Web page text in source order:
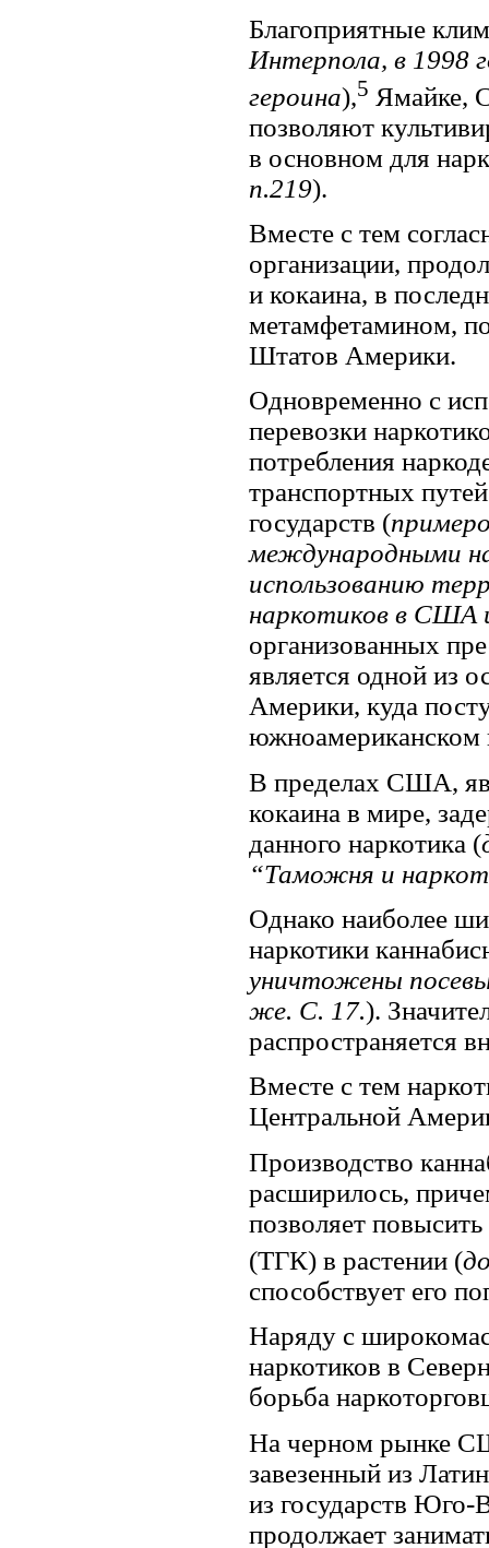
Благоприятные
Интерпола, в 1998
героина),5 Ямайке,
позволяют
в основном для
п.219).
Вместе с тем
организации,
и кокаина, в
метамфетамином,
Штатов Америки.
Одновременно с
перевозки
потребления
транспортных
государств (
международными
использованию
наркотиков в США
организованных
является одной из
Америки, куда
южноамериканском
В пределах США,
кокаина в мире,
данного наркотика (
“Таможня и
Однако наиболее
наркотики
уничтожены
же. С. 17.).
распространяется
Вместе с тем
Центральной
Производство
расширилось,
позволяет
(ТГК) в растении (
способствует его
Наряду с
наркотиков в
борьба
На черном рынке
завезенный из
из государств Юго-
продолжает